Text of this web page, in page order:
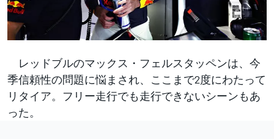
レッドブルのマックス・フェルスタッペンは、今
季信頼性の問題に悩まされ、ここまで2度にわたって
リタイア。フリー走行でも走行できないシーンもあ
った。